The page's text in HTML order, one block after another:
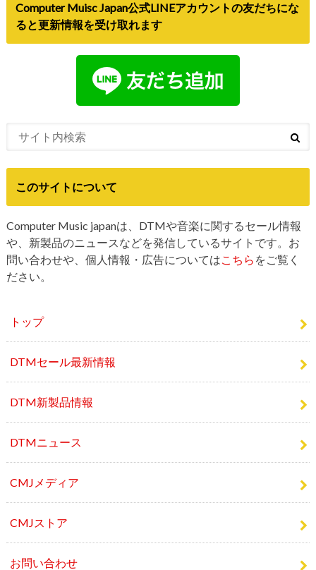
Computer Muisc Japan公式LINEアカウントの友だちにな
ると更新情報を受け取れます
このサイトについて
Computer Music japanは、DTMや音楽に関するセール情報
や、新製品のニュースなどを発信しているサイトです。お
問い合わせや、個人情報・広告についてはこちら をご覧く
ださい。
トップ
DTMセール最新情報
DTM新製品情報
DTMニュース
CMJメディア
CMJストア
お問い合わせ